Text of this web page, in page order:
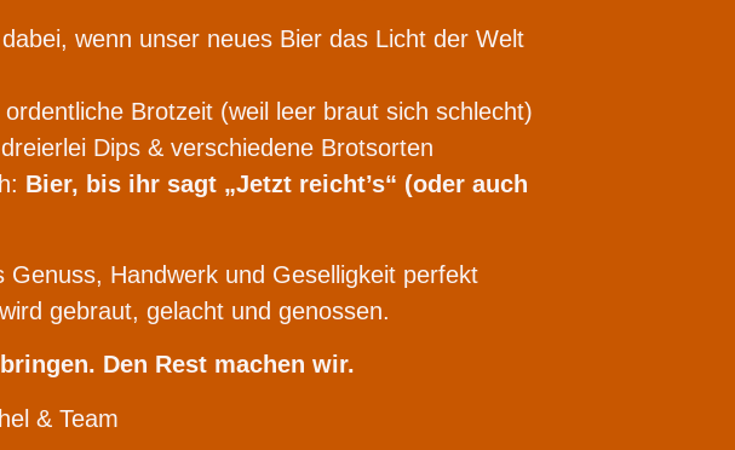
wenn unser neues Bier das Licht der Welt
Brotzeit (weil leer braut sich schlecht)
Dips & verschiedene Brotsorten
Bier, bis ihr sagt „Jetzt reicht’s“ (oder auch
Genuss, Handwerk und Geselligkeit perfekt
gebraut, gelacht und genossen.
Den Rest machen wir.
& Team